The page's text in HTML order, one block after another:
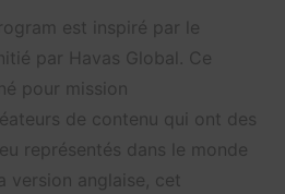
est inspiré par le
par Havas Global. Ce
pour mission
de contenu qui ont des
représentés dans le monde
version anglaise, cet